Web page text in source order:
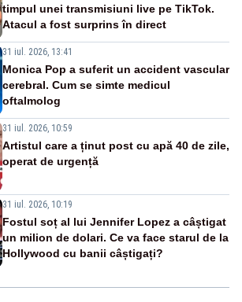
timpul unei transmisiuni live pe TikTok.
Atacul a fost surprins în direct
31 iul. 2026, 13:41
Monica Pop a suferit un accident vascular
cerebral. Cum se simte medicul
oftalmolog
31 iul. 2026, 10:59
Artistul care a ținut post cu apă 40 de zile,
operat de urgență
31 iul. 2026, 10:19
Fostul soț al lui Jennifer Lopez a câștigat
un milion de dolari. Ce va face starul de la
Hollywood cu banii câștigați?